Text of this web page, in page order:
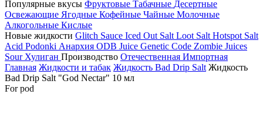
Популярные вкусы Фруктовые Табачные Десертные
Освежающие Ягодные Кофейные Чайные Молочные
Алкогольные Кислые
Новые жидкости Glitch Sauce Iced Out Salt Loot Salt Hotspot Salt
Acid Podonki Анархия ODB Juice Genetic Code Zombie Juices
Sour Хулиган Производство Отечественная Импортная
Главная Жидкости и табак Жидкость Bad Drip Salt Жидкость
Bad Drip Salt "God Nectar" 10 мл
For pod